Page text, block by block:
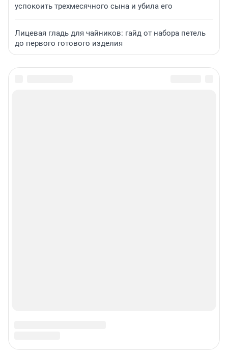
успокоить трехмесячного сына и убила его
Лицевая гладь для чайников: гайд от набора петель
до первого готового изделия